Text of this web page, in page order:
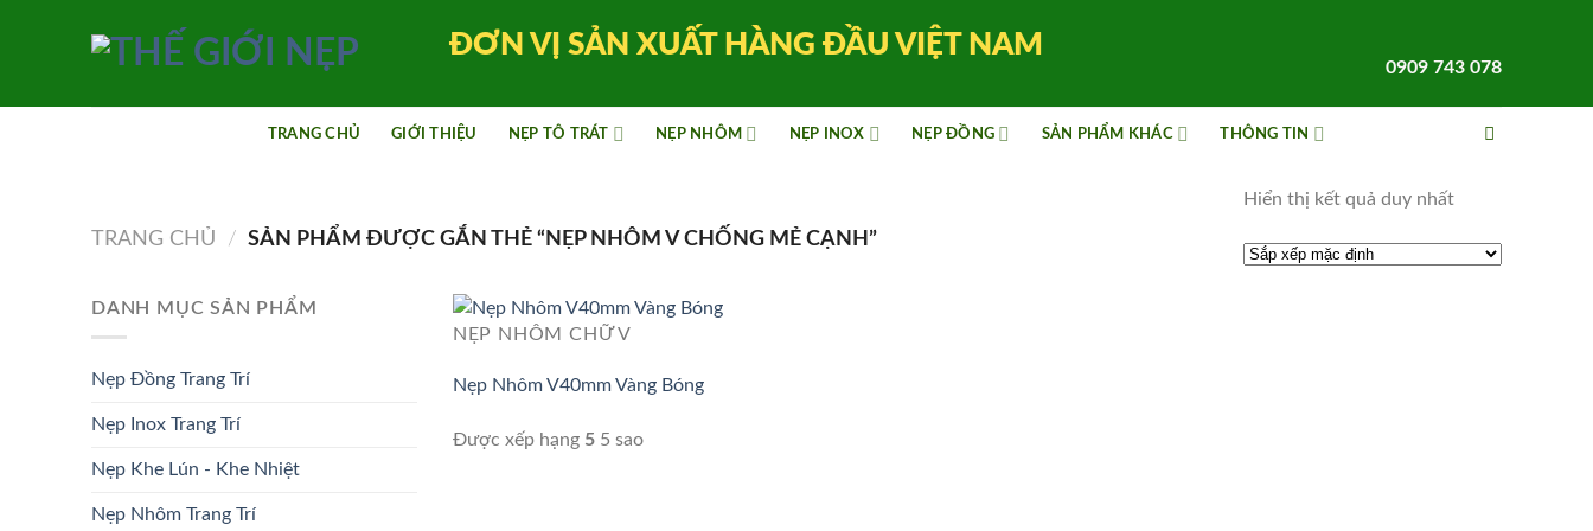
ĐƠN VỊ SẢN XUẤT HÀNG ĐẦU VIỆT NAM
0909 743 078
TRANG CHỦ GIỚI THIỆU NẸP TÔ TRÁT NẸP NHÔM NẸP INOX NẸP ĐỒNG SẢN PHẨM KHÁC THÔNG TIN
TRANG CHỦ / SẢN PHẨM ĐƯỢC GẮN THẺ “NẸP NHÔM V CHỐNG MẺ CẠNH”
Hiển thị kết quả duy nhất
DANH MỤC SẢN PHẨM
Nẹp Đồng Trang Trí
Nẹp Inox Trang Trí
Nẹp Khe Lún - Khe Nhiệt
Nẹp Nhôm Trang Trí
NẸP NHÔM CHỮ V
Nẹp Nhôm V40mm Vàng Bóng
Được xếp hạng 55 sao